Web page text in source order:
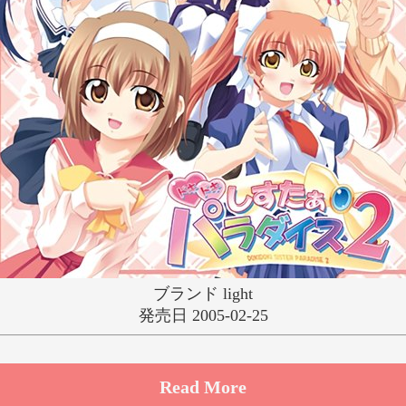
ゆ
り る れ
わ
ブランド light
発売日 2005-02-25
Read More